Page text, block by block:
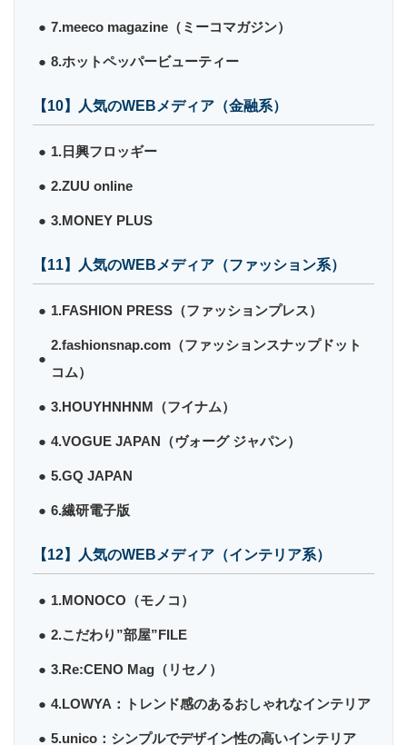
7.meeco magazine（ミーコマガジン）
8.ホットペッパービューティー
【10】人気のWEBメディア（金融系）
1.日興フロッギー
2.ZUU online
3.MONEY PLUS
【11】人気のWEBメディア（ファッション系）
1.FASHION PRESS（ファッションプレス）
2.fashionsnap.com（ファッションスナップドット
コム）
3.HOUYHNHNM（フイナム）
4.VOGUE JAPAN（ヴォーグ ジャパン）
5.GQ JAPAN
6.繊研電子版
【12】人気のWEBメディア（インテリア系）
1.MONOCO（モノコ）
2.こだわり”部屋”FILE
3.Re:CENO Mag（リセノ）
4.LOWYA：トレンド感のあるおしゃれなインテリア
5.unico：シンプルでデザイン性の高いインテリア